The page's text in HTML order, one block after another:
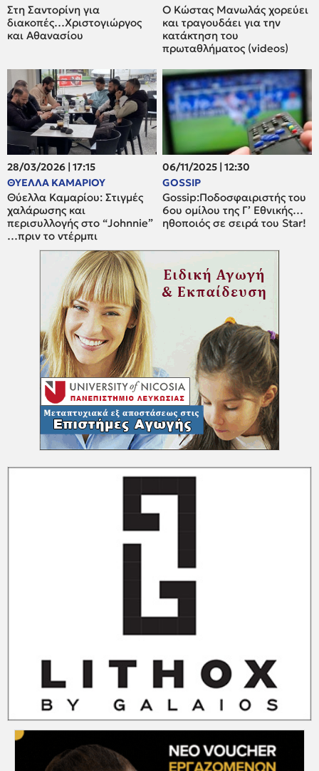
Στη Σαντορίνη για
διακοπές…Χριστογιώργος
και Αθανασίου
Ο Κώστας Μανωλάς χορεύει
και τραγουδάει για την
κατάκτηση του
πρωταθλήματος (videos)
28/03/2026 | 17:15
ΘΥΕΛΛΑ ΚΑΜΑΡΙΟΥ
Θύελλα Καμαρίου: Στιγμές
χαλάρωσης και
περισυλλογής στο “Johnnie”
…πριν το ντέρμπι
06/11/2025 | 12:30
GOSSIP
Gossip:Ποδοσφαιριστής του
6ου ομίλου της Γ’ Εθνικής…
ηθοποιός σε σειρά του Star!